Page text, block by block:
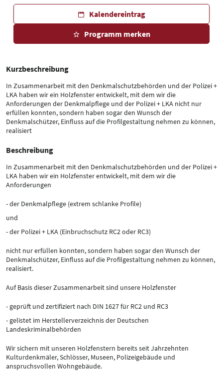
Kalendereintrag
Programm merken
Kurzbeschreibung
In Zusammenarbeit mit den Denkmalschutzbehörden und der Polizei +
LKA haben wir ein Holzfenster entwickelt, mit dem wir die
Anforderungen der Denkmalpflege und der Polizei + LKA nicht nur
erfüllen konnten, sondern haben sogar den Wunsch der
Denkmalschützer, Einfluss auf die Profilgestaltung nehmen zu können,
realisiert
Beschreibung
In Zusammenarbeit mit den Denkmalschutzbehörden und der Polizei +
LKA haben wir ein Holzfenster entwickelt, mit dem wir die
Anforderungen
- der Denkmalpflege (extrem schlanke Profile)
und
- der Polizei + LKA (Einbruchschutz RC2 oder RC3)
nicht nur erfüllen konnten, sondern haben sogar den Wunsch der
Denkmalschützer, Einfluss auf die Profilgestaltung nehmen zu können,
realisiert.
Auf Basis dieser Zusammenarbeit sind unsere Holzfenster
- geprüft und zertifiziert nach DIN 1627 für RC2 und RC3
- gelistet im Herstellerverzeichnis der Deutschen
Landeskriminalbehörden
Wir sichern mit unseren Holzfenstern bereits seit Jahrzehnten
Kulturdenkmäler, Schlösser, Museen, Polizeigebäude und
anspruchsvollen Wohngebäude.